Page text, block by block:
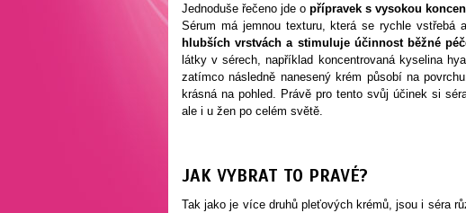
Jednoduše řečeno jde o přípravek s vysokou
Sérum má jemnou texturu, která se rychle vstřebá
hlubších vrstvách a stimuluje účinnost běžné
látky v sérech, například koncentrovaná kyselina
zatímco následně nanesený krém působí na
krásná na pohled. Právě pro tento svůj účinek si
ale i u žen po celém světě.
JAK VYBRAT TO PRAVÉ?
Tak jako je více druhů pleťových krémů, jsou i séra